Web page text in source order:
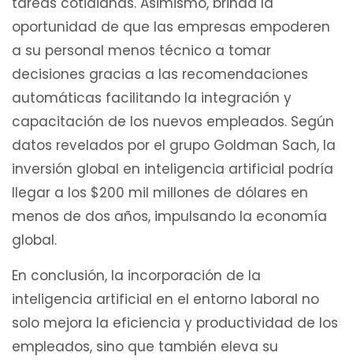
oportunidad de que las empresas empoderen
a su personal menos técnico a tomar
decisiones gracias a las recomendaciones
automáticas facilitando la integración y
capacitación de los nuevos empleados. Según
datos revelados por el grupo Goldman Sach, la
inversión global en inteligencia artificial podría
llegar a los $200 mil millones de dólares en
menos de dos años, impulsando la economía
global.
En conclusión, la incorporación de la
inteligencia artificial en el entorno laboral no
solo mejora la eficiencia y productividad de los
empleados, sino que también eleva su